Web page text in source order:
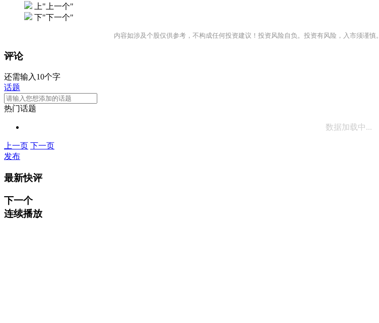
上"上一个"
下"下一个"
内容如涉及个股仅供参考，不构成任何投资建议！投资风险自负。投资有风险，入市须谨慎。
评论
还需输入10个字
话题
热门话题
数据加载中...
上一页 下一页
发布
最新快评
下一个
连续播放